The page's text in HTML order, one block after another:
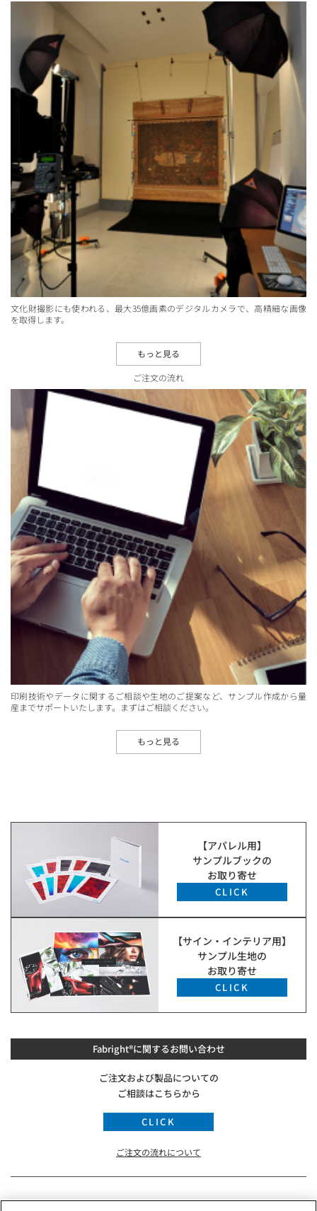
文化財撮影にも使われる、最大35億画素のデジタルカメラで、高精細な画像
を取得します。
もっと見る
ご注文の流れ
印刷技術やデータに関するご相談や生地のご提案など、サンプル作成から量
産までサポートいたします。まずはご相談ください。
もっと見る
【アパレル用】
サンプルブックの
お取り寄せ
CLICK
【サイン・インテリア用】
サンプル生地の
お取り寄せ
CLICK
Fabright®に関するお問い合わせ
ご注文および製品についての
ご相談はこちらから
CLICK
ご注文の流れについて